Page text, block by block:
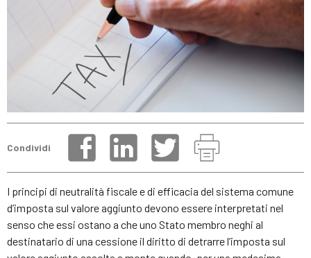
Condividi
I principi di neutralità fiscale e di efficacia del sistema comune
d’imposta sul valore aggiunto devono essere interpretati nel
senso che essi ostano a che uno Stato membro neghi al
destinatario di una cessione il diritto di detrarre l’imposta sul